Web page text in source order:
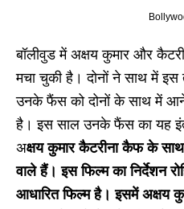
बॉलीवुड में अक्षय कुमार और
मचा चुकी है। दोनों ने साथ में इस
उनके फैंस को दोनों के साथ में आने
है। इस साल उनके फैंस का यह
अक्षय कुमार कैटरीना कैफ के
वाले हैं। इस फिल्म का निर्देशन
आधारित फिल्म है। इसमें अक्षय